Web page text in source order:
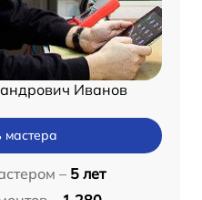
Иванов
мастера
– 5 лет